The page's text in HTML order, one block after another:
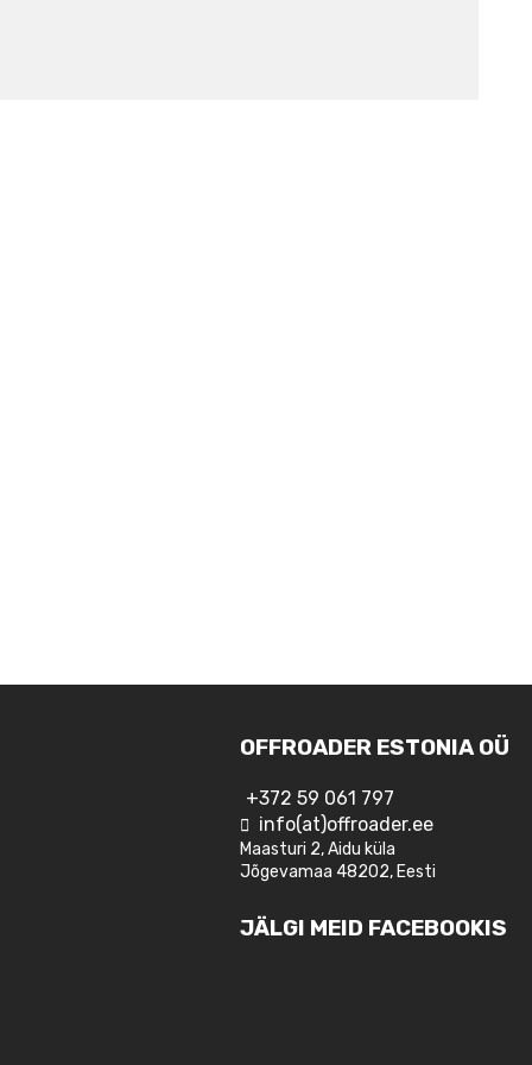
OFFROADER ESTONIA OÜ
+372 59 061 797
info(at)offroader.ee
Maasturi 2, Aidu küla
Jõgevamaa 48202, Eesti
JÄLGI MEID FACEBOOKIS